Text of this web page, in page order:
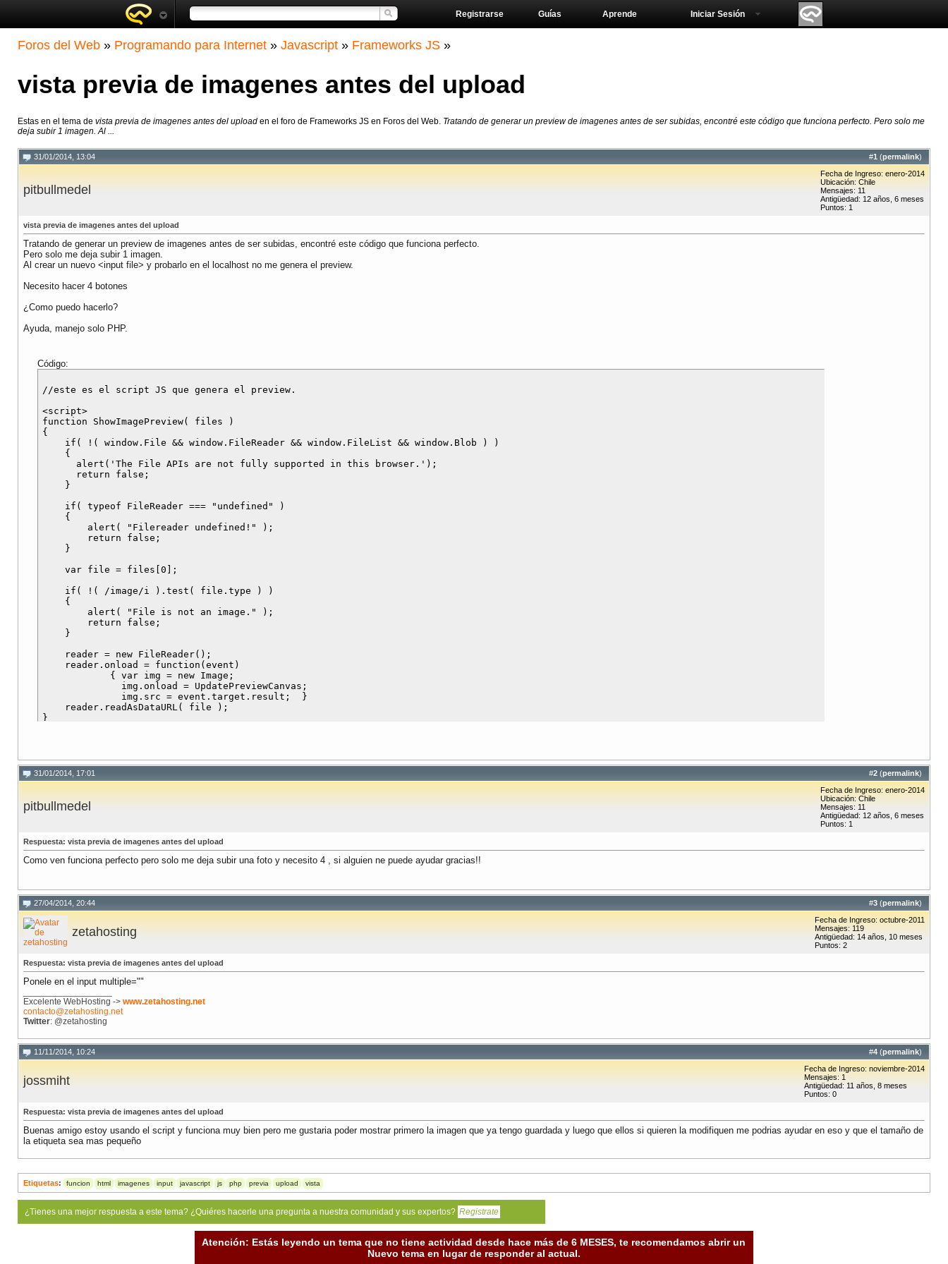
Aprende
Guías
Registrarse Iniciar Sesión
Foros del Web » Programando para Internet » Javascript » Frameworks JS »
vista previa de imagenes antes del upload
Estas en el tema de vista previa de imagenes antes del upload en el foro de Frameworks JS en Foros del Web. Tratando de generar un preview de imagenes antes de ser subidas, encontré este código que funciona perfecto. Pero solo me
deja subir 1 imagen. Al ...
#1 (permalink)
31/01/2014, 13:04
pitbullmedel
Fecha de Ingreso: enero-2014
Ubicación: Chile
Mensajes: 11
Antigüedad: 12 años, 6 meses
Puntos: 1
vista previa de imagenes antes del upload
Tratando de generar un preview de imagenes antes de ser subidas, encontré este código que funciona perfecto.
Pero solo me deja subir 1 imagen.
Al crear un nuevo <input file> y probarlo en el localhost no me genera el preview.
Necesito hacer 4 botones
¿Como puedo hacerlo?
Ayuda, manejo solo PHP.
Código:
//este es el script JS que genera el preview.
<script>
function ShowImagePreview( files )
{
    if( !( window.File && window.FileReader && window.FileList && window.Blob ) )
    {
      alert('The File APIs are not fully supported in this browser.');
      return false;
    }
    if( typeof FileReader === "undefined" )
    {
        alert( "Filereader undefined!" );
        return false;
    }
    var file = files[0];
    if( !( /image/i ).test( file.type ) )
    {
        alert( "File is not an image." );
        return false;
    }
    reader = new FileReader();
    reader.onload = function(event)
            { var img = new Image;
              img.onload = UpdatePreviewCanvas;
              img.src = event.target.result;  }
    reader.readAsDataURL( file );
}
    var img = this;
    var canvas = document.getElementById( 'previewcanvas' );
        || typeof canvas.getContext === "undefined" )
        return;
    var world = new Object();
    world.width = canvas.offsetWidth;
    canvas.width = world.width;
    canvas.height = world.height;
    if( typeof img === "undefined" )
        return;
    var WidthDif = img.width - world.width;
    var HeightDif = img.height - world.height;
    if( WidthDif > HeightDif )
    {
        Scale = world.width / img.width;
    else
    {
    }
    if( Scale > 1 )
    var UseWidth = Math.floor( img.width * Scale );
    var UseHeight = Math.floor( img.height * Scale );
    var y = Math.floor( ( world.height - UseHeight ) / 2 );
    context.drawImage( img, x, y, UseWidth, UseHeight );
}
//este div muestra el preview de la imagen
#2 (permalink)
31/01/2014, 17:01
pitbullmedel
Fecha de Ingreso: enero-2014
Ubicación: Chile
Mensajes: 11
Antigüedad: 12 años, 6 meses
Puntos: 1
Respuesta: vista previa de imagenes antes del upload
Como ven funciona perfecto pero solo me deja subir una foto y necesito 4 , si alguien ne puede ayudar gracias!!
#3 (permalink)
27/04/2014, 20:44
zetahosting
Fecha de Ingreso: octubre-2011
Mensajes: 119
Antigüedad: 14 años, 10 meses
Puntos: 2
Respuesta: vista previa de imagenes antes del upload
Ponele en el input multiple=""
Excelente WebHosting -> www.zetahosting.net
contacto@zetahosting.net
Twitter: @zetahosting
#4 (permalink)
11/11/2014, 10:24
jossmiht
Fecha de Ingreso: noviembre-2014
Mensajes: 1
Antigüedad: 11 años, 8 meses
Puntos: 0
Respuesta: vista previa de imagenes antes del upload
Buenas amigo estoy usando el script y funciona muy bien pero me gustaria poder mostrar primero la imagen que ya tengo guardada y luego que ellos si quieren la modifiquen me podrias ayudar en eso y que el tamaño de
la etiqueta sea mas pequeño
Etiquetas: funcion html imagenes input javascript js php previa upload vista
¿Tienes una mejor respuesta a este tema? ¿Quiéres hacerle una pregunta a nuestra comunidad y sus expertos? Registrate
Atención: Estás leyendo un tema que no tiene actividad desde hace más de 6 MESES, te recomendamos abrir un
Nuevo tema en lugar de responder al actual.